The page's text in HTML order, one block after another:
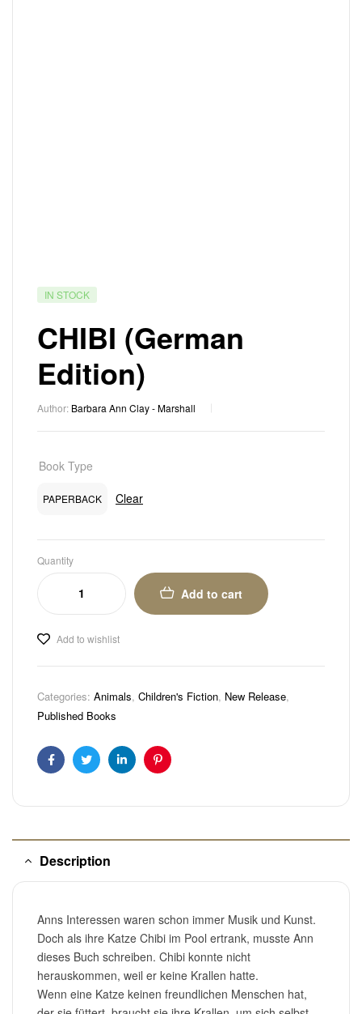
IN STOCK
CHIBI (German
Edition)
Author: Barbara Ann Clay - Marshall
Book Type
PAPERBACK Clear
Quantity
Add to cart
Add to wishlist
Categories: Animals, Children's Fiction, New Release,
Published Books
FacebookTwitterLinkedinPinterest
Description
Anns Interessen waren schon immer Musik und Kunst.
Doch als ihre Katze Chibi im Pool ertrank, musste Ann
dieses Buch schreiben. Chibi konnte nicht
herauskommen, weil er keine Krallen hatte.
Wenn eine Katze keinen freundlichen Menschen hat,